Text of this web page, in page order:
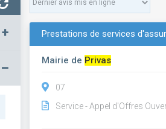
+
–
Prestations de services
Mairie de Privas
07
Service - Appel d'Offres